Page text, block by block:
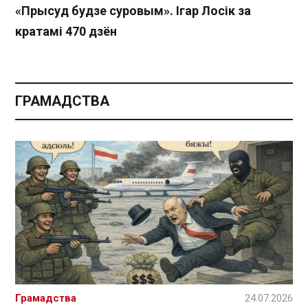
«Прысуд будзе суровым». Ігар Лосік за
кратамі 470 дзён
ГРАМАДСТВА
Грамадства 24.07.2026